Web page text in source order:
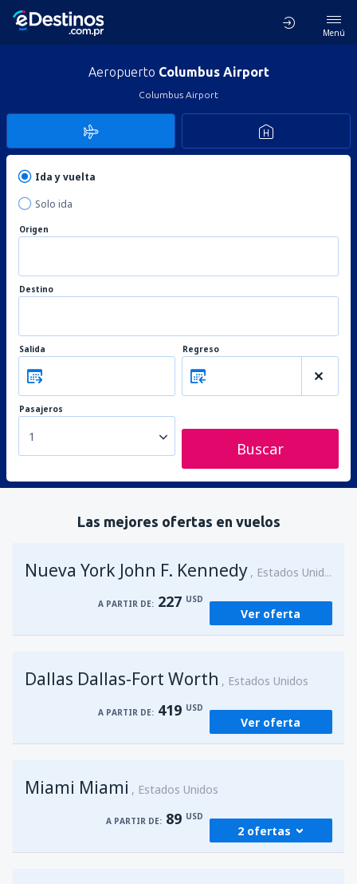
Menú
Aeropuerto Columbus Airport
Columbus Airport
Ida y vuelta
Solo ida
Origen
Destino
Salida Regreso
Pasajeros
1
Buscar
Las mejores ofertas en vuelos
Nueva York John F. Kennedy Estados Unidos
A PARTIR DE: 227 USD
Ver oferta
Dallas Dallas-Fort Worth Estados Unidos
A PARTIR DE: 419 USD
Ver oferta
Miami Miami Estados Unidos
A PARTIR DE: 89 USD
2 ofertas